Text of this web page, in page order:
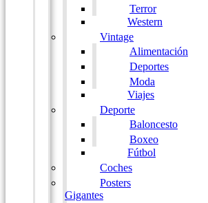
Terror
Western
Vintage
Alimentación
Deportes
Moda
Viajes
Deporte
Baloncesto
Boxeo
Fútbol
Coches
Posters
Gigantes